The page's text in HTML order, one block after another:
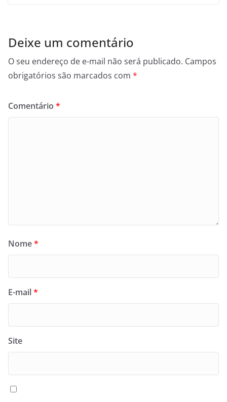
Deixe um comentário
O seu endereço de e-mail não será publicado. Campos
obrigatórios são marcados com *
Comentário *
Nome*
E-mail*
Site